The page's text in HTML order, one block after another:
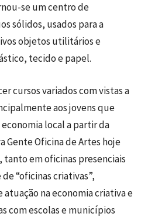
se um centro de
sólidos, usados para a
objetos utilitários e
tecido e papel.
cursos variados com vistas a
aos jovens que
local a partir da
Gente Oficina de Artes hoje
tanto em oficinas presenciais
“oficinas criativas”,
na economia criativa e
com escolas e municípios